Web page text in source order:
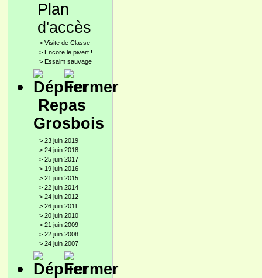
Plan
d'accès
> Visite de Classe
> Encore le pivert !
> Essaim sauvage
Repas
Grosbois
> 23 juin 2019
> 24 juin 2018
> 25 juin 2017
> 19 juin 2016
> 21 juin 2015
> 22 juin 2014
> 24 juin 2012
> 26 juin 2011
> 20 juin 2010
> 21 juin 2009
> 22 juin 2008
> 24 juin 2007